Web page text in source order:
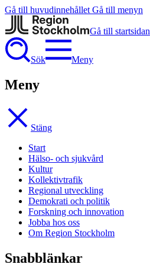
Gå till huvudinnehållet Gå till menyn
Gå till startsidan
Sök Meny
Meny
Stäng
Start
Hälso- och sjukvård
Kultur
Kollektivtrafik
Regional utveckling
Demokrati och politik
Forskning och innovation
Jobba hos oss
Om Region Stockholm
Snabblänkar